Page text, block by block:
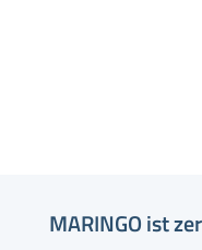
MARINGO ist